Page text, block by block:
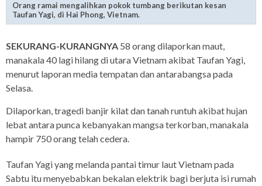
Orang ramai mengalihkan pokok tumbang berikutan kesan
Taufan Yagi, di Hai Phong, Vietnam.
SEKURANG-KURANGNYA 58 orang dilaporkan maut,
manakala 40 lagi hilang di utara Vietnam akibat Taufan Yagi,
menurut laporan media tempatan dan antarabangsa pada
Selasa.
Dilaporkan, tragedi banjir kilat dan tanah runtuh akibat hujan
lebat antara punca kebanyakan mangsa terkorban, manakala
hampir 750 orang telah cedera.
Taufan Yagi yang melanda pantai timur laut Vietnam pada
Sabtu itu menyebabkan bekalan elektrik bagi berjuta isi rumah